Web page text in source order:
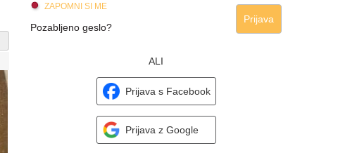
ZAPOMNI SI ME
Pozabljeno geslo?
Prijava
ALI
Prijava s Facebook
Prijava z Google